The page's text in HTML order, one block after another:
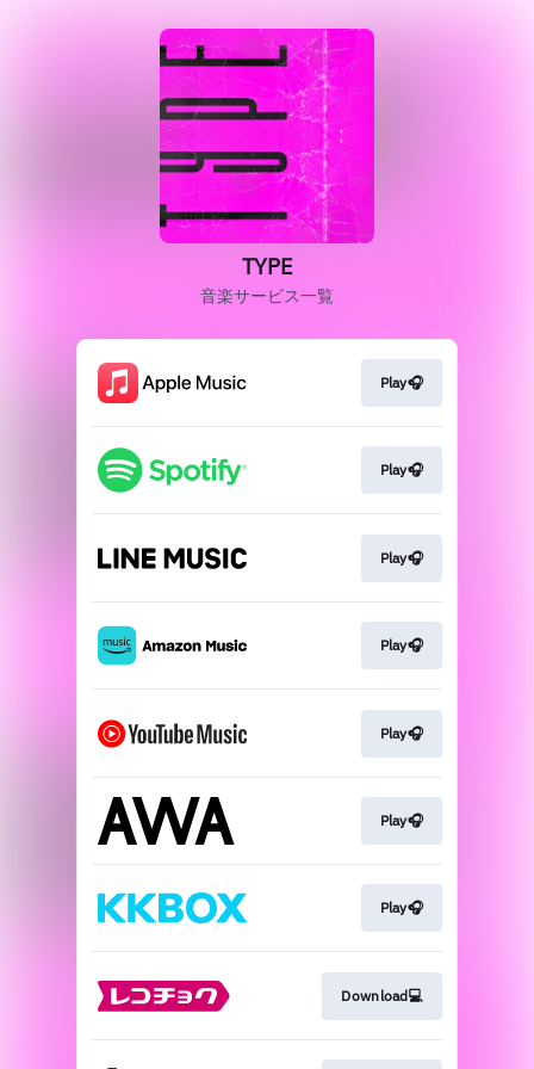
TYPE
音楽サービス一覧
Play🎧
Play🎧
Play🎧
Play🎧
Play🎧
Play🎧
Play🎧
Download💻